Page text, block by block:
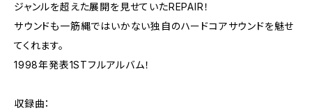
ジャンルを超えた展開を見せていたREPAIR！
サウンドも一筋縄ではいかない独自のハードコアサウンドを魅せ
てくれます。
1998年発表1STフルアルバム！
収録曲：